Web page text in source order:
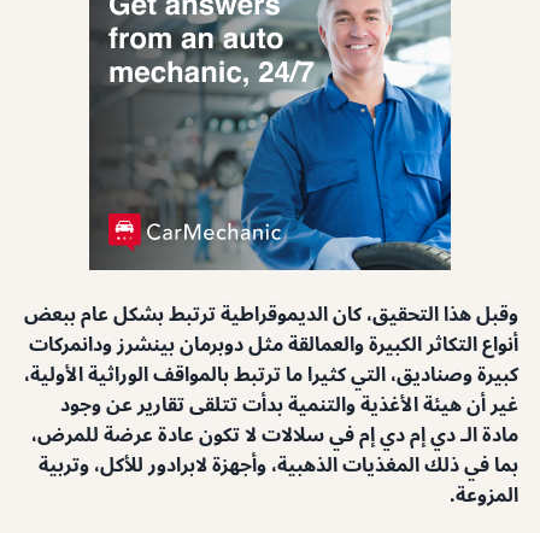
وقبل هذا التحقيق، كان الديموقراطية ترتبط بشكل عام ببعض
أنواع التكاثر الكبيرة والعمالقة مثل دوبرمان بينشرز ودانمركات
كبيرة وصناديق، التي كثيرا ما ترتبط بالمواقف الوراثية الأولية،
غير أن هيئة الأغذية والتنمية بدأت تتلقى تقارير عن وجود
مادة الـ دي إم دي إم في سلالات لا تكون عادة عرضة للمرض،
بما في ذلك المغذيات الذهبية، وأجهزة لابرادور للأكل، وتربية
المزوعة.